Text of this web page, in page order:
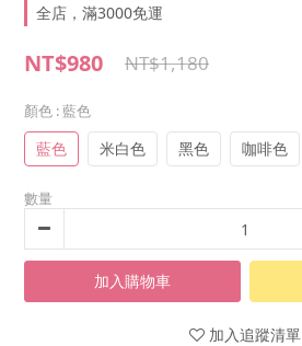
全店，滿3000免運
NT$980 NT$1,180
顏色 : 藍色
藍色 米白色 黑色 咖啡色
數量
加入購物車
加入追蹤清單